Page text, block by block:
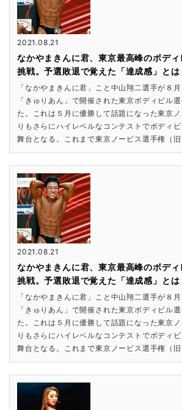
2021.08.21
なかやまきんに君、東京最高峰のボデ
挑戦。予選敗退で覚えた「達成感」とは
「なかやまきんに君」こと中山翔二選手が８
「きゅりあん」で開催された東京ボディビル
た。これは５月に優勝して話題になった東京
りもさらにハイレベルなコンテストでボディ
舞台となる。これまで東京ノービス選手権（
2021.08.21
なかやまきんに君、東京最高峰のボデ
挑戦。予選敗退で覚えた「達成感」とは
「なかやまきんに君」こと中山翔二選手が８
「きゅりあん」で開催された東京ボディビル
た。これは５月に優勝して話題になった東京
りもさらにハイレベルなコンテストでボディ
舞台となる。これまで東京ノービス選手権（